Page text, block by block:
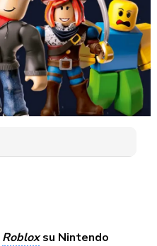
Robloxsu Nintendo